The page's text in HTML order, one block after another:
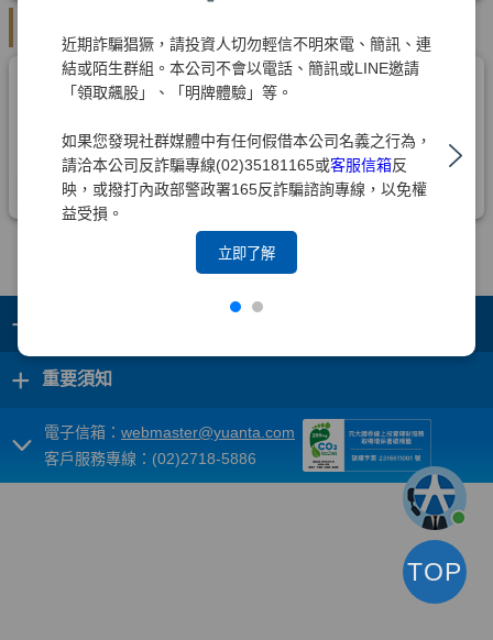
近期詐騙猖獗，請投資人切勿輕信不明來電、簡訊、連
結或陌生群組。本公司不會以電話、簡訊或LINE邀請
「領取飆股」、「明牌體驗」等。
如果您發現社群媒體中有任何假借本公司名義之行為，
請洽本公司反詐騙專線(02)35181165或客服信箱反
映，或撥打內政部警政署165反詐騙諮詢專線，以免權
益受損。
立即了解
+
+ 重要須知
電子信箱： webmaster@yuanta.com
客戶服務專線：(02)2718-5886
TOP